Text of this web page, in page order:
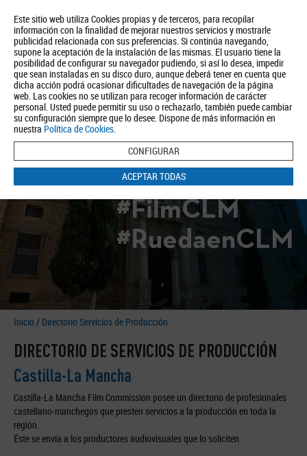
Este sitio web utiliza Cookies propias y de terceros, para recopilar
información con la finalidad de mejorar nuestros servicios y mostrarle
publicidad relacionada con sus preferencias. Si continúa navegando,
supone la aceptación de la instalación de las mismas. El usuario tiene la
posibilidad de configurar su navegador pudiendo, si así lo desea, impedir
que sean instaladas en su disco duro, aunque deberá tener en cuenta que
dicha acción podrá ocasionar dificultades de navegación de la página
web. Las cookies no se utilizan para recoger información de carácter
personal. Usted puede permitir su uso o rechazarlo, también puede cambiar
su configuración siempre que lo desee. Dispone de más información en
nuestra Política de Cookies.
CONFIGURAR
ACEPTAR TODAS
Quiénes somos Turismo Política de Privacidad Aviso Legal
Política de Cookies
BUSCAR
#FilmCLM
#RuedaenCLM
Inicio / Directorio Servicios de Producción
DIRECTORIO DE SERVICIOS DE PRODUCCIÓN
Castilla-La Mancha
Castilla-La Mancha Film Commission posee un directorio de profesionales
castellano-manchegos que presten servicios a la producción en toda la
región.
Éste se envía a los productores audiovisuales que lo soliciten.